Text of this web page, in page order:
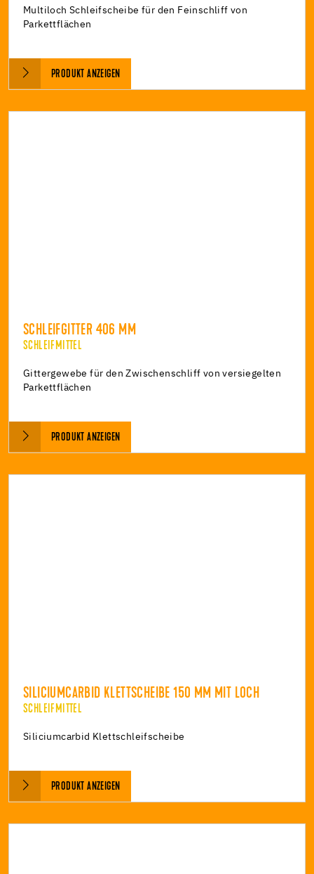
Multiloch Schleifscheibe für den Feinschliff von
Parkettflächen
PRODUKT ANZEIGEN
SCHLEIFGITTER 406 MM
SCHLEIFMITTEL
Gittergewebe für den Zwischenschliff von versiegelten
Parkettflächen
PRODUKT ANZEIGEN
SILICIUMCARBID KLETTSCHEIBE 150 MM MIT LOCH
SCHLEIFMITTEL
Siliciumcarbid Klettschleifscheibe
PRODUKT ANZEIGEN